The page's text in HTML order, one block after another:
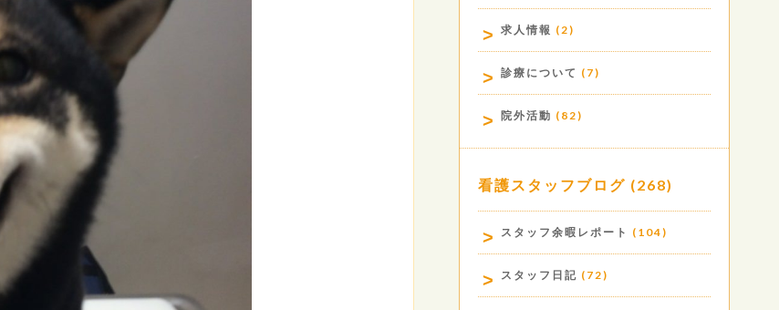
求人情報 (2)
診療について (7)
院外活動 (82)
看護スタッフブログ (268)
スタッフ余暇レポート (104)
スタッフ日記 (72)